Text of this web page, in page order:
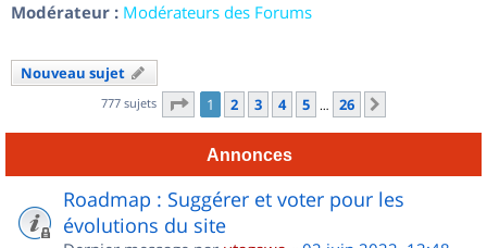
Modérateur : Modérateurs des Forums
Nouveau sujet
777 sujets Page 1sur
1 2 3 4 5 … 26
Annonces
Roadmap : Suggérer et voter pour les
évolutions du site